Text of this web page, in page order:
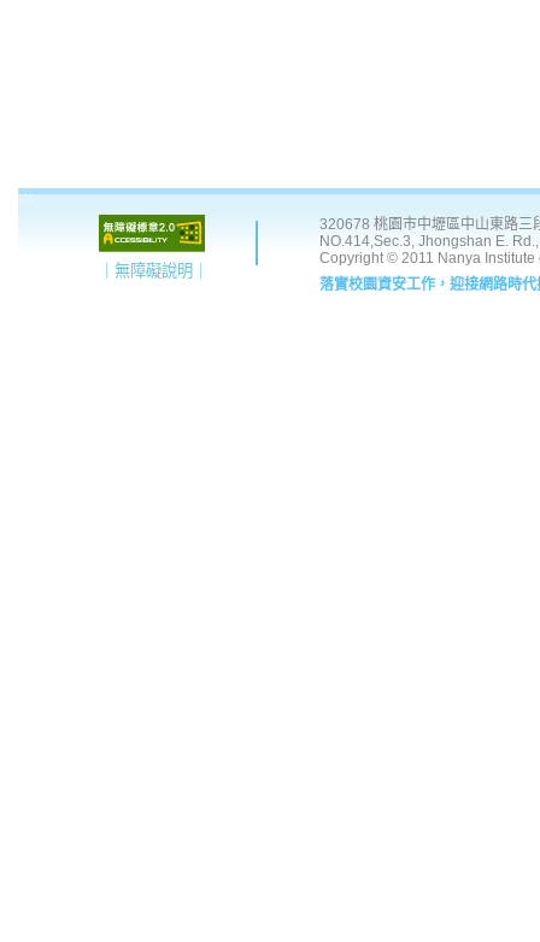
:::
｜無障礙說明｜
320678 桃園市中壢區中山東路
NO.414,Sec.3, Jhongshan E.
Copyright © 2011 Nanya Institute
落實校園資安工作，迎接網路